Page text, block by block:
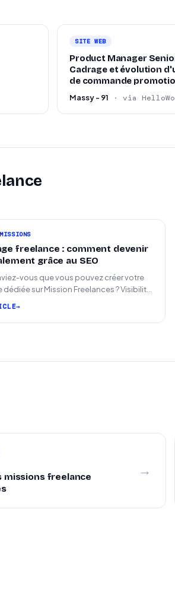
SITE WEB
Product Manager
Cadrage et évolution
de commande
Massy - 91 · via
freelance : comment devenir
grâce au SEO
vous que vous pouvez créer votre
sur Mission Freelances ? Visibilité
missions freelance
→